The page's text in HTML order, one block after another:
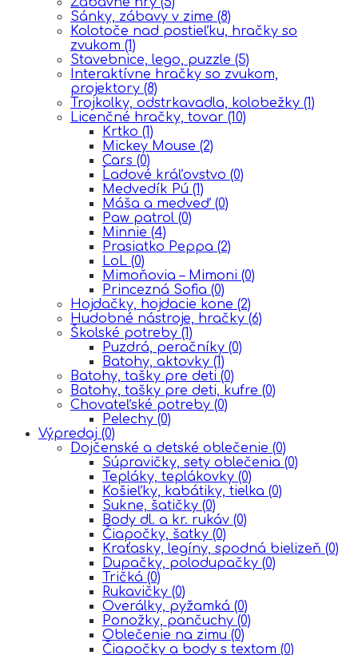
Sánky, zábavy v zime (8)
Kolotoče nad postieľku, hračky so
zvukom (1)
Stavebnice, lego, puzzle (5)
Interaktívne hračky so zvukom,
projektory (8)
Trojkolky, odstrkavadla, kolobežky (1)
Licenčné hračky, tovar (10)
Krtko (1)
Mickey Mouse (2)
Cars (0)
Ĺadové kráľovstvo (0)
Medvedík Pú (1)
Máša a medveď (0)
Paw patrol (0)
Minnie (4)
Prasiatko Peppa (2)
LoL (0)
Mimoňovia – Mimoni (0)
Princezná Sofia (0)
Hojdačky, hojdacie kone (2)
Hudobné nástroje, hračky (6)
Školské potreby (1)
Puzdrá, peračníky (0)
Batohy, aktovky (1)
Batohy, tašky pre deti (0)
Batohy, tašky pre deti, kufre (0)
Chovateľské potreby (0)
Pelechy (0)
Výpredaj (0)
Dojčenské a detské oblečenie (0)
Súpravičky, sety oblečenia (0)
Tepláky, teplákovky (0)
Košieľky, kabátiky, tielka (0)
Sukne, šatičky (0)
Body dl. a kr. rukáv (0)
Čiapočky, šatky (0)
Kraťasky, legíny, spodná bielizeň (0)
Dupačky, polodupačky (0)
Tričká (0)
Rukavičky (0)
Overálky, pyžamká (0)
Ponožky, pančuchy (0)
Oblečenie na zimu (0)
Čiapočky a body s textom (0)